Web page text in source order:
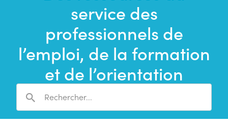
service des
professionnels de
l’emploi, de la formation
et de l’orientation
une
recherche